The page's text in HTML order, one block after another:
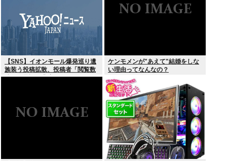
【SNS】イオンモール爆発巡り遺
族装う投稿拡散、投稿者「閲覧数
稼ぎや承認欲求止まらなくなっ
ケンモメンが"あえて"結婚をしな
い理由ってなんなの？